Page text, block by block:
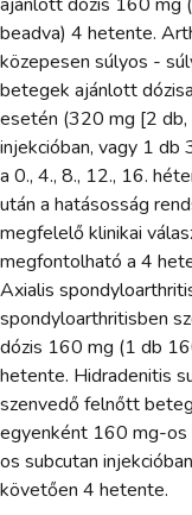
beadva) 4 hetente.
közepesen súlyos -
betegek ajánlott
esetén (320 mg [2
injekcióban, vagy 1 db
a 0., 4., 8., 12., 16.
után a hatásosság
megfelelő klinikai
megfontolható a 4
Axialis
spondyloarthritisben
dózis 160 mg (1 db
hetente. Hidradenitis
szenvedő felnőtt
egyenként 160 mg-os
os subcutan
követően 4 hetente.